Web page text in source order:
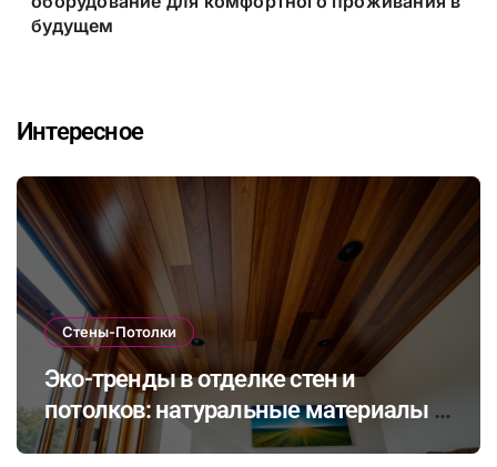
будущем
Интересное
Стены-Потолки
Эко-тренды в отделке стен и
потолков: натуральные материалы и
экологичные покрытия для